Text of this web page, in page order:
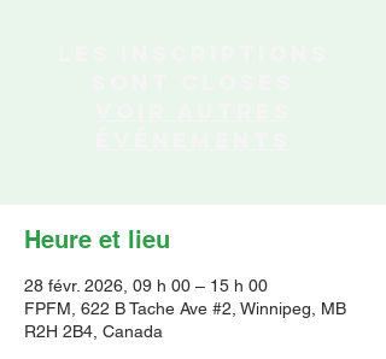
Heure et lieu
28 févr. 2026, 09 h 00 – 15 h 00
FPFM, 622 B Tache Ave #2, Winnipeg, MB
R2H 2B4, Canada